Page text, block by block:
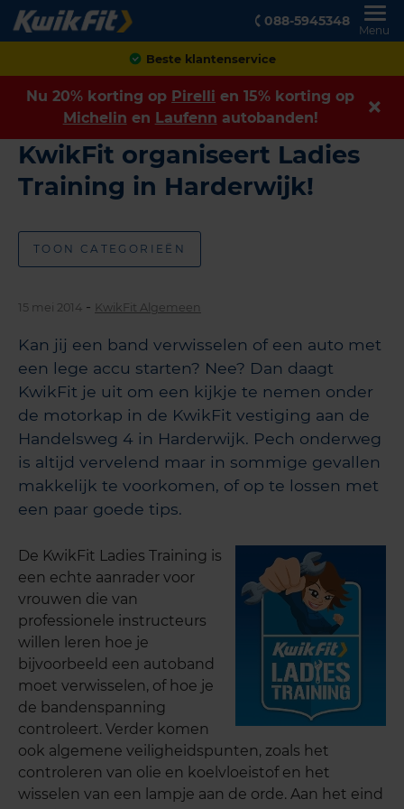
088-5945348
Menu
Beste klantenservice
Nu 20% korting op Pirelli en 15% korting op
Michelin en Laufenn autobanden!
KwikFit organiseert Ladies
Training in Harderwijk!
TOON CATEGORIEËN
15 mei 2014 - KwikFit Algemeen
Kan jij een band verwisselen of een auto met
een lege accu starten? Nee? Dan daagt
KwikFit je uit om een kijkje te nemen onder
de motorkap in de KwikFit vestiging aan de
Handelsweg 4 in Harderwijk. Pech onderweg
is altijd vervelend maar in sommige gevallen
makkelijk te voorkomen, of op te lossen met
een paar goede tips.
De KwikFit Ladies Training is
een echte aanrader voor
vrouwen die van
professionele instructeurs
willen leren hoe je
bijvoorbeeld een autoband
moet verwisselen, of hoe je
de bandenspanning
controleert. Verder komen
ook algemene veiligheidspunten, zoals het
controleren van olie en koelvloeistof en het
wisselen van een lampje aan de orde. Aan het eind